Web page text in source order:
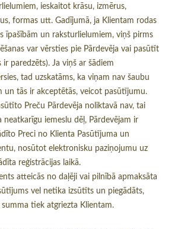
ieskaitot krāsu, izmērus,
formas utt. Gadījumā, ja Klientam rodas
īpašībām un raksturlielumiem, viņš pirms
var vērsties pie Pārdevēja vai pasūtīt
ir paredzēts). Ja viņš ar šādiem
tad uzskatāms, ka viņam nav šaubu
un tās ir akceptētās, veicot pasūtījumu.
Preču Pārdevēja noliktavā nav, tai
neatkarīgu iemeslu dēļ, Pārdevējam ir
Preci no Klienta Pasūtījuma un
nosūtot elektronisku paziņojumu uz
reģistrācijas laikā.
atteicās no daļēji vai pilnībā apmaksāta
vel netika izsūtīts un piegādāts,
tiek atgriezta Klientam.